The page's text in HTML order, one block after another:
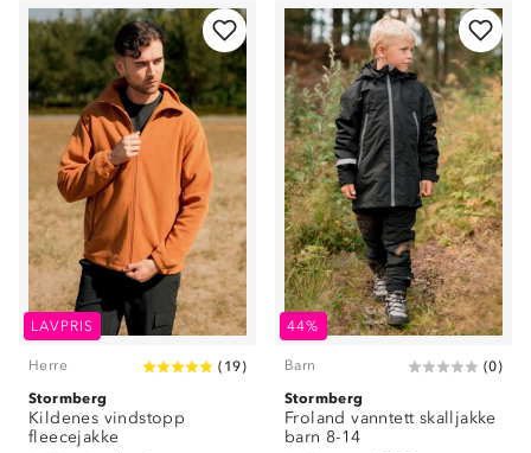
LAVPRIS
Herre ( 19)
Stormberg
Kildenes vindstopp
fleecejakke
44%
Barn (0)
Stormberg
Froland vanntett skalljakke
barn 8-14